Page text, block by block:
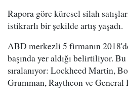
Rapora göre küresel silah
istikrarlı bir şekilde artış yaşadı.
ABD merkezli 5 firmanın
başında yer aldığı belirtiliyor.
sıralanıyor: Lockheed Martin,
Grumman, Raytheon ve General